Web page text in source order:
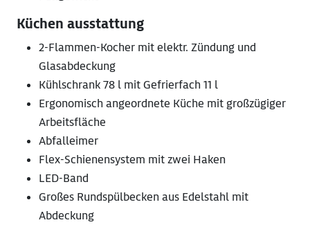
Küchen ausstattung
2-Flammen-Kocher mit elektr. Zündung und
Glasabdeckung
Kühlschrank 78 l mit Gefrierfach 11 l
Ergonomisch angeordnete Küche mit großzügiger
Arbeitsfläche
Abfalleimer
Flex-Schienensystem mit zwei Haken
LED-Band
Großes Rundspülbecken aus Edelstahl mit
Abdeckung